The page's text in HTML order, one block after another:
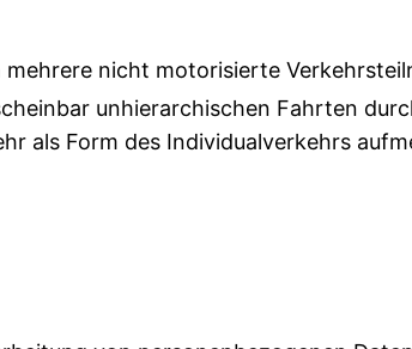
nicht motorisierte
unhierarchischen Fahrten
als Form des Individualverkehrs